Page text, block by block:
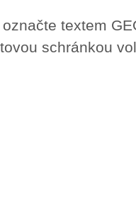
textem
schránkou